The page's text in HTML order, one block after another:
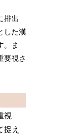
排出
した漢
。ま
要視さ
視
捉え